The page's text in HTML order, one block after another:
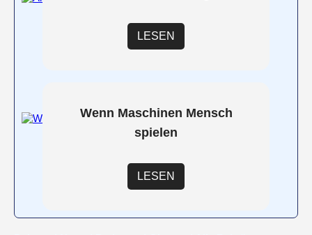
LESEN
Wenn Maschinen Mensch
spielen
LESEN